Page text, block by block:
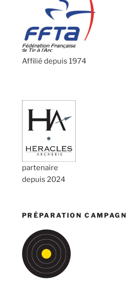
Affilié depuis 1974
partenaire
depuis 2024
PRÉPARATION